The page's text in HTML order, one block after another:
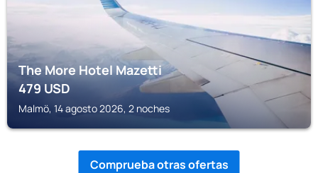
The More Hotel Mazetti
479USD
Malmö, 14 agosto 2026, 2 noches
Comprueba otras ofertas